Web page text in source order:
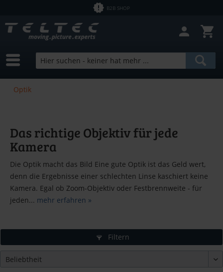
B2B SHOP
Optik
Das richtige Objektiv für jede
Kamera
Die Optik macht das Bild Eine gute Optik ist das Geld wert,
denn die Ergebnisse einer schlechten Linse kaschiert keine
Kamera. Egal ob Zoom-Objektiv oder Festbrennweite - für
jeden... mehr erfahren »
Filtern